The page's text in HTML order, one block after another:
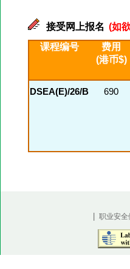
接受网上报名 (如
课程编号
费用
(港币$)
DSEA(E)/26/B 690
职业安全